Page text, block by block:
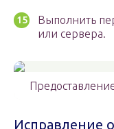
Выполнить
или сервера.
Исправление